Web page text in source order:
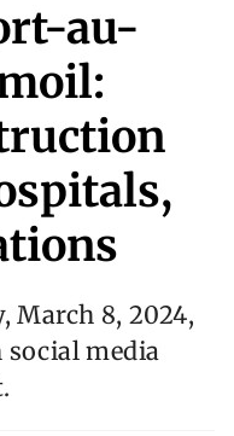
au-
March 8, 2024,
social media